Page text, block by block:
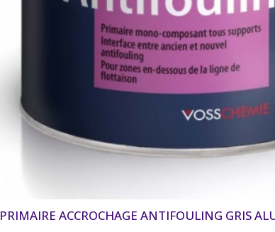
PRIMAIRE ACCROCHAGE ANTIFOULING GRIS